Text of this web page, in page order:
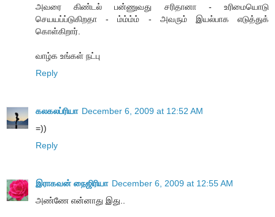
அவரை கிண்டல் பன்ணுவது சரிதானா - உரிமையொடு
செயயப்ப்டுகிறதா - ம்ம்ம்ம் - அவரும் இயல்பாக எடுத்துக்
கொள்கிறார்.
வாழ்க உங்கள் நட்பு
Reply
கலகலப்ரியா December 6, 2009 at 12:52 AM
=))
Reply
இராகவன் நைஜிரியா December 6, 2009 at 12:55 AM
அண்ணே என்னாது இது..